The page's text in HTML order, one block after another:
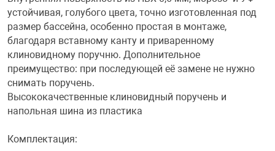
устойчивая, голубого цвета, точно изготовленная под
размер бассейна, особенно простая в монтаже,
благодаря вставному канту и приваренному
клиновидному поручню. Дополнительное
преимущество: при последующей её замене не нужно
снимать поручень.
Высококачественные клиновидный поручень и
напольная шина из пластика
Комплектация: